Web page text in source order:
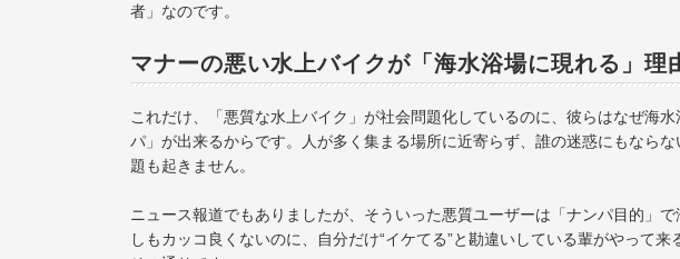
者」なのです。
マナーの悪い水上バイクが「海水浴場に現れる」理
これだけ、「悪質な水上バイク」が社会問題化しているのに、彼らはなぜ海
パ」が出来るからです。人が多く集まる場所に近寄らず、誰の迷惑にもなら
題も起きません。
ニュース報道でもありましたが、そういった悪質ユーザーは「ナンパ目的」
しもカッコ良くないのに、自分だけ“イケてる”と勘違いしている輩がやって